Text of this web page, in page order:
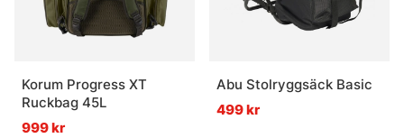
Korum Progress XT
Ruckbag 45L
999 kr
Abu Stolryggsäck Basic
499 kr